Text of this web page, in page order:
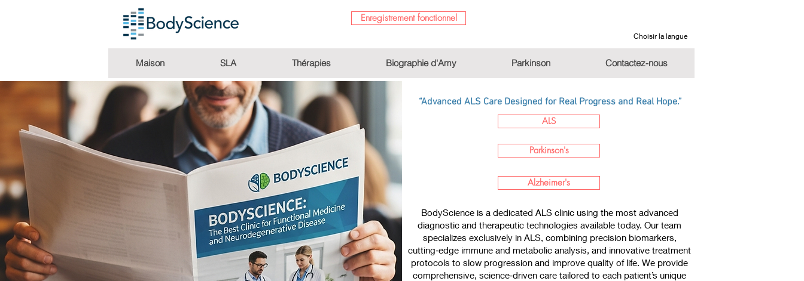
Enregistrement fonctionnel
Choisir la langue
Maison SLA Thérapies Biographie d'Amy Parkinson Contactez-nous
“Advanced ALS Care Designed for Real Progress and Real Hope.”
ALS
Parkinson's
Alzheimer's
BodyScience is a dedicated ALS clinic using the most advanced
diagnostic and therapeutic technologies available today. Our team
specializes exclusively in ALS, combining precision biomarkers,
cutting‑edge immune and metabolic analysis, and innovative treatment
protocols to slow progression and improve quality of life. We provide
comprehensive, science‑driven care tailored to each patient’s unique